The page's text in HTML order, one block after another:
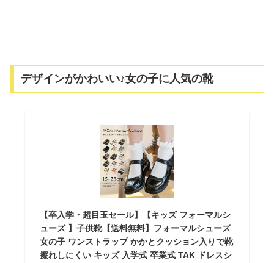
デザインがかわいい♪女の子に人気の靴
【卒入学・超目玉セール】【キッズ フォーマルシ
ューズ 】子供靴【送料無料】フォーマルシューズ
女の子 ワンストラップ かかとクッション入りで靴
擦れしにくい キッズ 入学式 卒業式 TAK ドレスシ